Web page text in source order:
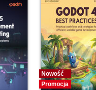
Nowość
Promocja